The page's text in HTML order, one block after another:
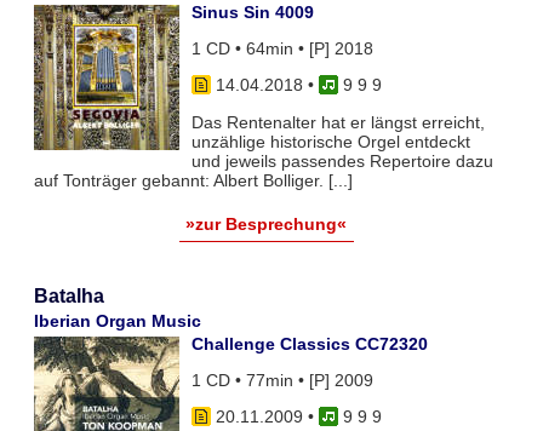
Sinus Sin 4009
1 CD • 64min • [P] 2018
14.04.2018 •
9 9 9
Das Rentenalter hat er längst erreicht,
unzählige historische Orgel entdeckt
und jeweils passendes Repertoire dazu
auf Tonträger gebannt: Albert Bolliger. [...]
»zur Besprechung«
Batalha
Iberian Organ Music
Challenge Classics CC72320
1 CD • 77min • [P] 2009
20.11.2009 •
9 9 9